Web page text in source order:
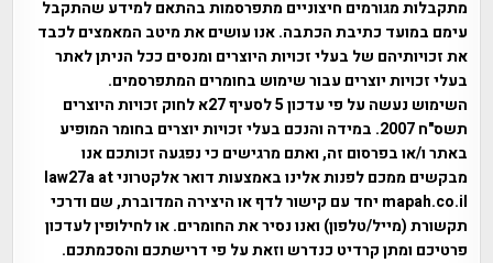
מתקבלות מגורמים חיצוניים מתפרסמות בהתאם למידע שהתקבל
עימם במועד כתיבת הכתבה. אנו עושים את מיטב המאמצים לכבד
את זכויותיהם של בעלי זכויות היוצרים ומנסים ככל הניתן לאתר
בעלי זכויות יוצרים עבור שימוש בחומרים המתפרסמים.
השימוש נעשה על פי עדכון 5 לסעיף 27א לחוק זכויות היוצרים
תשס"ח 2007. במידה והנכם בעלי זכויות יוצרים בחומר המופיע
באתר ו/או בפרסום זה, ואתם מרגישים כי נפגעה זכותכם אנו
מבקשים ממכם לפנות אלינו באמצעות דואר אלקטרוני law27a at
mapah.co.il יחד עם קישור לדף או היצירה המדוברת, שם ודרכי
תקשורת (מייל/טלפון) ואנו נסיר את החומרים. או לחילופין לעדכון
פרטיכם ומתן קרדיט כנדרש וזאת על פי דרישתכם והסכמתכם.